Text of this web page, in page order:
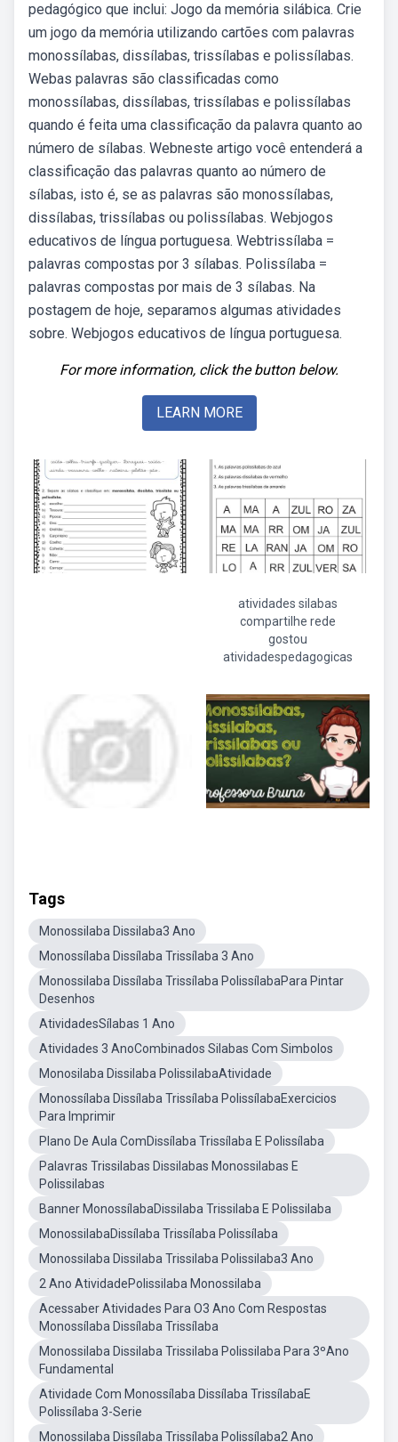
pedagógico que inclui: Jogo da memória silábica. Crie
um jogo da memória utilizando cartões com palavras
monossílabas, dissílabas, trissílabas e polissílabas.
Webas palavras são classificadas como
monossílabas, dissílabas, trissílabas e polissílabas
quando é feita uma classificação da palavra quanto ao
número de sílabas. Webneste artigo você entenderá a
classificação das palavras quanto ao número de
sílabas, isto é, se as palavras são monossílabas,
dissílabas, trissílabas ou polissílabas. Webjogos
educativos de língua portuguesa. Webtrissílaba =
palavras compostas por 3 sílabas. Polissílaba =
palavras compostas por mais de 3 sílabas. Na
postagem de hoje, separamos algumas atividades
sobre. Webjogos educativos de língua portuguesa.
For more information, click the button below.
LEARN MORE
atividades silabas
compartilhe rede
gostou
atividadespedagogicas
Tags
Monossilaba Dissilaba3 Ano
Monossílaba Dissílaba Trissílaba 3 Ano
Monossilaba Dissílaba Trissílaba PolissílabaPara Pintar
Desenhos
AtividadesSílabas 1 Ano
Atividades 3 AnoCombinados Silabas Com Simbolos
Monosilaba Dissilaba PolissilabaAtividade
Monossílaba Dissílaba Trissílaba PolissílabaExercicios
Para Imprimir
Plano De Aula ComDissílaba Trissílaba E Polissílaba
Palavras Trissilabas Dissilabas Monossilabas E
Polissilabas
Banner MonossílabaDissilaba Trissilaba E Polissilaba
MonossilabaDissílaba Trissílaba Polissílaba
Monossilaba Dissilaba Trissilaba Polissilaba3 Ano
2 Ano AtividadePolissilaba Monossilaba
Acessaber Atividades Para O3 Ano Com Respostas
Monossílaba Dissílaba Trissílaba
Monossilaba Dissilaba Trissilaba Polissilaba Para 3ºAno
Fundamental
Atividade Com Monossílaba Dissílaba TrissílabaE
Polissílaba 3-Serie
Monossilaba Dissílaba Trissílaba Polissílaba2 Ano